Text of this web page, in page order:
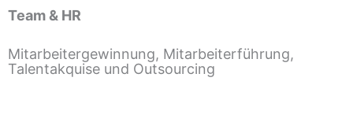
Team & HR
Mitarbeitergewinnung, Mitarbeiterführung,
Talentakquise und Outsourcing